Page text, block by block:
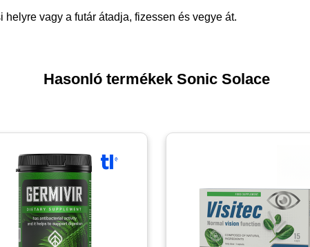
vagy a futár átadja, fizessen és vegye át.
Hasonló termékek Sonic Solace